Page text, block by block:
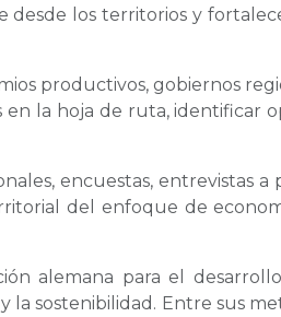
desde los territorios y
productivos, gobiernos
la hoja de ruta, identificar
encuestas, entrevistas
del enfoque de
alemana para el
sostenibilidad. Entre sus